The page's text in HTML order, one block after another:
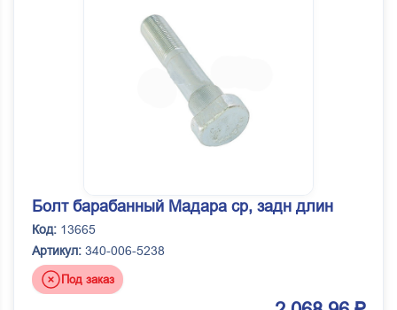
Болт барабанный Мадара ср, задн длин
Код: 13665
Артикул: 340-006-5238
Под заказ